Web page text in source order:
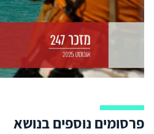
פרסומים נוספים בנושא